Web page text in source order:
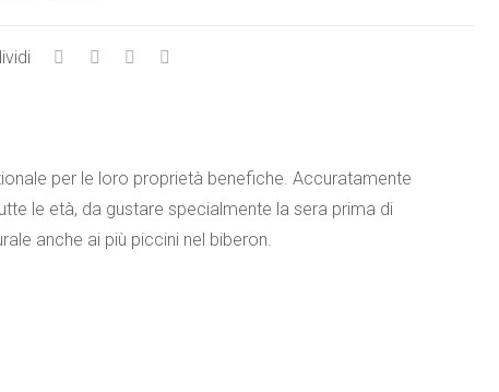
per le loro proprietà benefiche. Accuratamente
le età, da gustare specialmente la sera prima di
anche ai più piccini nel biberon.